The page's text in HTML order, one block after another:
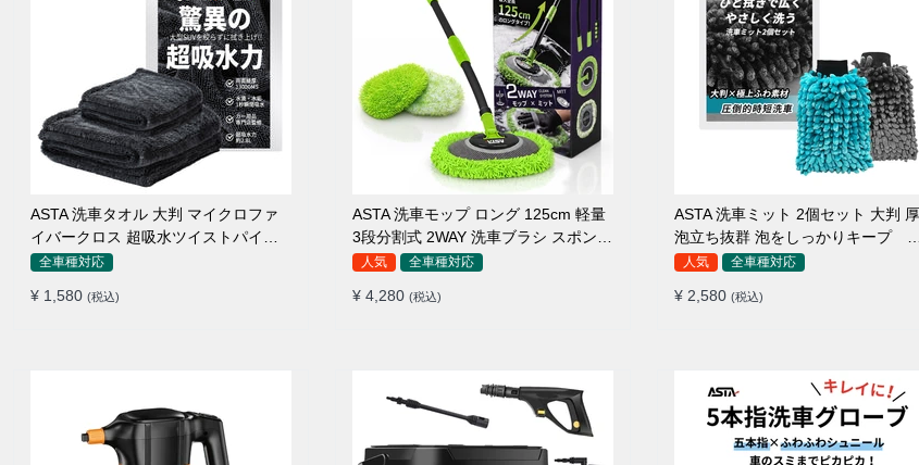
ASTA 洗車タオル 大判 マイクロファ
イバークロス 超吸水ツイストパイル
洗車クロス 傷防止 両面使える
全車種対応
¥ 1,580 (税込)
ASTA 洗車モップ ロング 125cm 軽量
3段分割式 2WAY 洗車ブラシ スポンジ
高吸水 マイクロファイバー 脚立不要
傷つかない 車用 ルーフ・ボディ対応
人気 全車種対応
¥ 4,280 (税込)
ASTA 洗車ミット 2個セット 大判 厚手
泡立ち抜群 泡をしっかりキープ 洗
車スポンジ マイクロファイバー 洗車
ホイール対応 洗車 用途別に使い分け
人気 全車種対応
¥ 2,580 (税込)